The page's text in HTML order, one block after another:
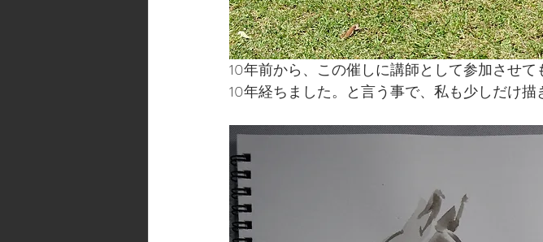
10年前から、この催しに講師として参加させ
10年経ちました。と言う事で、私も少しだけ描